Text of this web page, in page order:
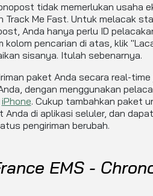
tidak memerlukan usaha
Track Me Fast. Untuk melacak
Anda hanya perlu ID
kolom pencarian di atas, klik
sisanya. Itulah sebenarnya.
paket Anda secara real-time
dengan menggunakan
iPhone. Cukup tambahkan paket
Anda di aplikasi seluler, dan
pengiriman berubah.
EMS -